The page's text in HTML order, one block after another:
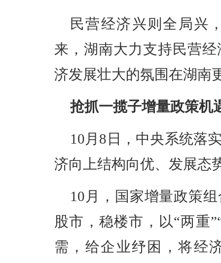
民营经济兴则全局兴
来，湖南大力支持民营
济发展壮大的氛围在湖南
抢抓一揽子增量政策机
10月8日，中央系统落
济向上结构向优、发展态
10月，国家增量政策
股市，稳楼市，以“两重
需，给企业纾困，将经